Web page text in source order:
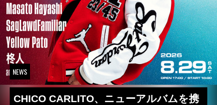
NEWS
CHICO CARLITO、ニューアルバムを携